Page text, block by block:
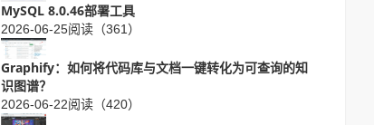
MySQL 8.0.46部署工具
2026-06-25阅读（361）
Graphify：如何将代码库与文档一键转化为可查询的知
识图谱？
2026-06-22阅读（420）